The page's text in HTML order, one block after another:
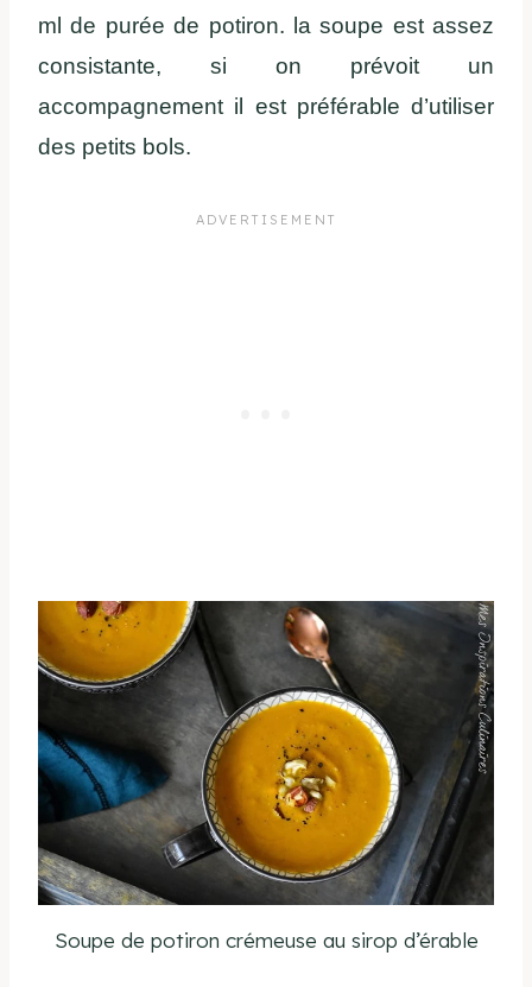
ml de purée de potiron. la soupe est assez
consistante, si on prévoit un
accompagnement il est préférable d’utiliser
des petits bols.
Soupe de potiron crémeuse au sirop d’érable